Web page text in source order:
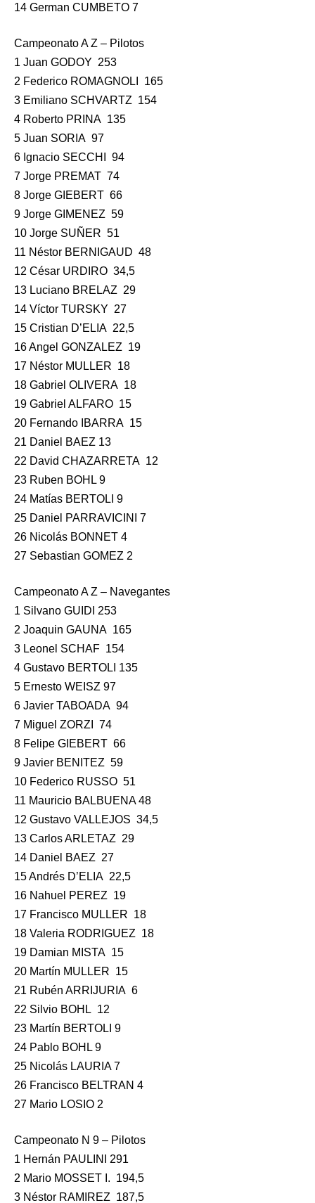
14 German CUMBETO 7
Campeonato A Z – Pilotos
1 Juan GODOY 253
2 Federico ROMAGNOLI 165
3 Emiliano SCHVARTZ 154
4 Roberto PRINA 135
5 Juan SORIA 97
6 Ignacio SECCHI 94
7 Jorge PREMAT 74
8 Jorge GIEBERT 66
9 Jorge GIMENEZ 59
10 Jorge SUÑER 51
11 Néstor BERNIGAUD 48
12 César URDIRO 34,5
13 Luciano BRELAZ 29
14 Víctor TURSKY 27
15 Cristian D’ELIA 22,5
16 Angel GONZALEZ 19
17 Néstor MULLER 18
18 Gabriel OLIVERA 18
19 Gabriel ALFARO 15
20 Fernando IBARRA 15
21 Daniel BAEZ 13
22 David CHAZARRETA 12
23 Ruben BOHL 9
24 Matías BERTOLI 9
25 Daniel PARRAVICINI 7
26 Nicolás BONNET 4
27 Sebastian GOMEZ 2
Campeonato A Z – Navegantes
1 Silvano GUIDI 253
2 Joaquin GAUNA 165
3 Leonel SCHAF 154
4 Gustavo BERTOLI 135
5 Ernesto WEISZ 97
6 Javier TABOADA 94
7 Miguel ZORZI 74
8 Felipe GIEBERT 66
9 Javier BENITEZ 59
10 Federico RUSSO 51
11 Mauricio BALBUENA 48
12 Gustavo VALLEJOS 34,5
13 Carlos ARLETAZ 29
14 Daniel BAEZ 27
15 Andrés D’ELIA 22,5
16 Nahuel PEREZ 19
17 Francisco MULLER 18
18 Valeria RODRIGUEZ 18
19 Damian MISTA 15
20 Martín MULLER 15
21 Rubén ARRIJURIA 6
22 Silvio BOHL 12
23 Martín BERTOLI 9
24 Pablo BOHL 9
25 Nicolás LAURIA 7
26 Francisco BELTRAN 4
27 Mario LOSIO 2
Campeonato N 9 – Pilotos
1 Hernán PAULINI 291
2 Mario MOSSET I. 194,5
3 Néstor RAMIREZ 187,5